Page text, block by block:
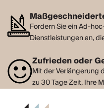
Fordern Sie ein Ad-
Dienstleistungen an,
Zufrieden oder
Mit der Verlängerung
zu 30 Tage Zeit, Ihre